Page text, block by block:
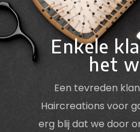
Enkele
het
Een tevreden
Haircreations voor
erg blij dat we door